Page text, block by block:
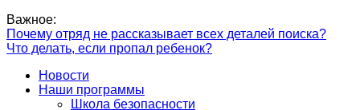
Важное:
Почему отряд не рассказывает всех деталей поиска?
Что делать, если пропал ребенок?
Новости
Наши программы
Школа безопасности